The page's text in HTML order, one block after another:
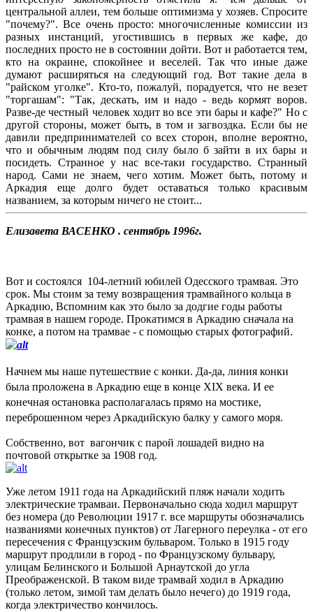
центральной аллеи, тем больше оптимизма у хозяев. Спросите
"почему?". Все очень просто: многочисленные комиссии из
разных инстанций, угостившись в первых же кафе, до
последних просто не в состоянии дойти. Вот и работается тем,
кто на окраине, спокойнее и веселей. Так что иные даже
думают расширяться на следующий год. Вот такие дела в
"райском уголке". Кто-то, пожалуй, порадуется, что не везет
"торгашам": "Так, дескать, им и надо - ведь кормят воров.
Разве-де честный человек ходит во все эти бары и кафе?" Но с
другой стороны, может быть, в том и загвоздка. Если бы не
давили предпринимателей со всех сторон, вполне вероятно,
что и обычным людям под силу было б зайти в их бары и
посидеть. Странное у нас все-таки государство. Странный
народ. Сами не знаем, чего хотим. Может быть, потому и
Аркадия еще долго будет оставаться только красивым
названием, за которым ничего не стоит...
Елизавета ВАСЕНКО . сентябрь 1996г.
Вот и состоялся 104-летний юбилей Одесского трамвая. Это
срок. Мы стоим за тему возвращения трамвайного кольца в
Аркадию, Вспомним как это было за додгие годы работы
трамвая в нашем городе. Прокатимся в Аркадию сначала на
конке, а потом на трамвае - с помощью старых фотографий.
Начнем мы наше путешествие с конки. Да-да, линия конки
была проложена в Аркадию еще в конце XIX века. И ее
конечная остановка располагалась прямо на мостике,
переброшенном через Аркадийскую балку у самого моря.
Собственно, вот вагончик с парой лошадей видно на
почтовой открытке за 1908 год.
Уже летом 1911 года на Аркадийский пляж начали ходить
электрические трамваи. Первоначально сюда ходил маршрут
без номера (до Революции 1917 г. все маршруты обозначались
названиями конечных пунктов) от Лагерного переулка - от его
пересечения с Французским бульваром. Только в 1915 году
маршрут продлили в город - по Французскому бульвару,
улицам Белинского и Большой Арнаутской до угла
Преображенской. В таком виде трамвай ходил в Аркадию
(только летом, зимой там делать было нечего) до 1919 года,
когда электричество кончилось.